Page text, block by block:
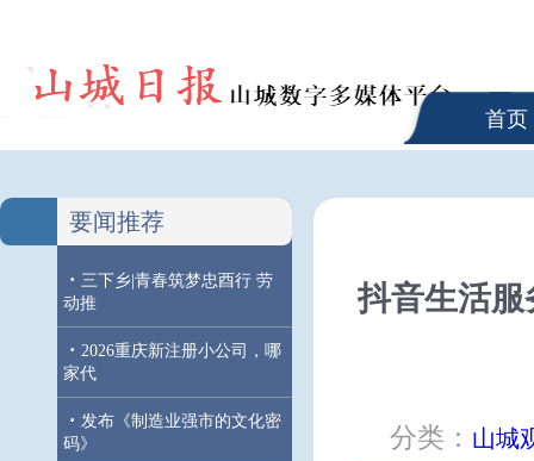
首页
要闻推荐
· 三下乡|青春筑梦忠酉行 劳
动推
· 2026重庆新注册小公司，哪
家代
· 发布《制造业强市的文化密
码》
抖音生活
分类： 山城